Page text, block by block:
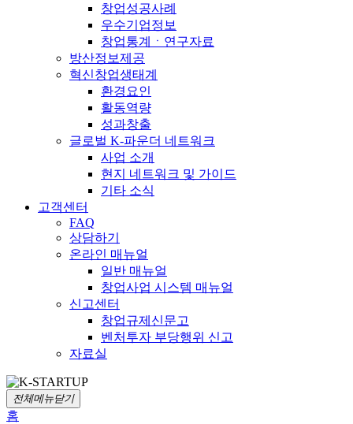
창업성공사례
우수기업정보
창업통계ㆍ연구자료
방산정보제공
혁신창업생태계
환경요인
활동역량
성과창출
글로벌 K-파운더 네트워크
사업 소개
현지 네트워크 및 가이드
기타 소식
고객센터
FAQ
상담하기
온라인 매뉴얼
일반 매뉴얼
창업사업 시스템 매뉴얼
신고센터
창업규제신문고
벤처투자 부당행위 신고
자료실
전체메뉴닫기
홈